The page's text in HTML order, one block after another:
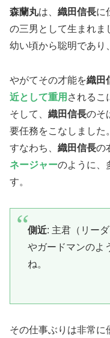
森蘭丸は、 織田信長に
の三男として生まれま
幼い頃から聡明であり、
やがてその才能を織田
近として重用 されるこ
​そして、 織田信長のそ
要任務をこなしました。
すなわち、 織田信長の
ネージャーのように、
す。
側近: 主君（リー
やガードマンのよ
ね。
その仕事ぶりは非常に